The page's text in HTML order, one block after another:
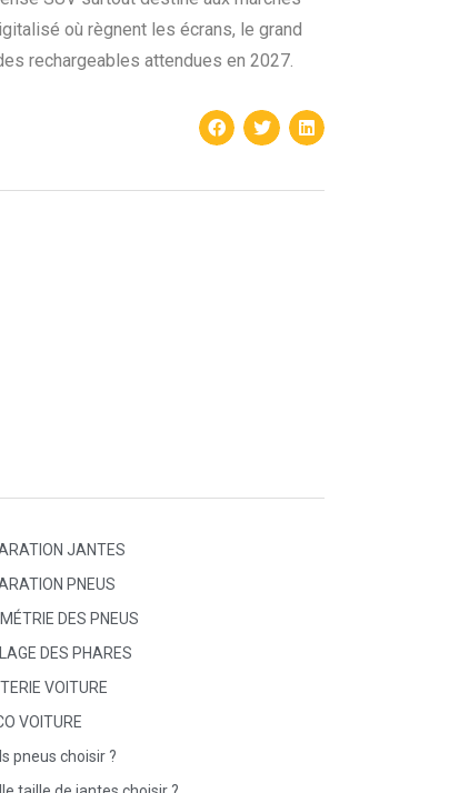
où règnent les écrans, le grand
rechargeables attendues en 2027.
JANTES
PNEUS
DES PNEUS
DES PHARES
VOITURE
VOITURE
pneus choisir ?